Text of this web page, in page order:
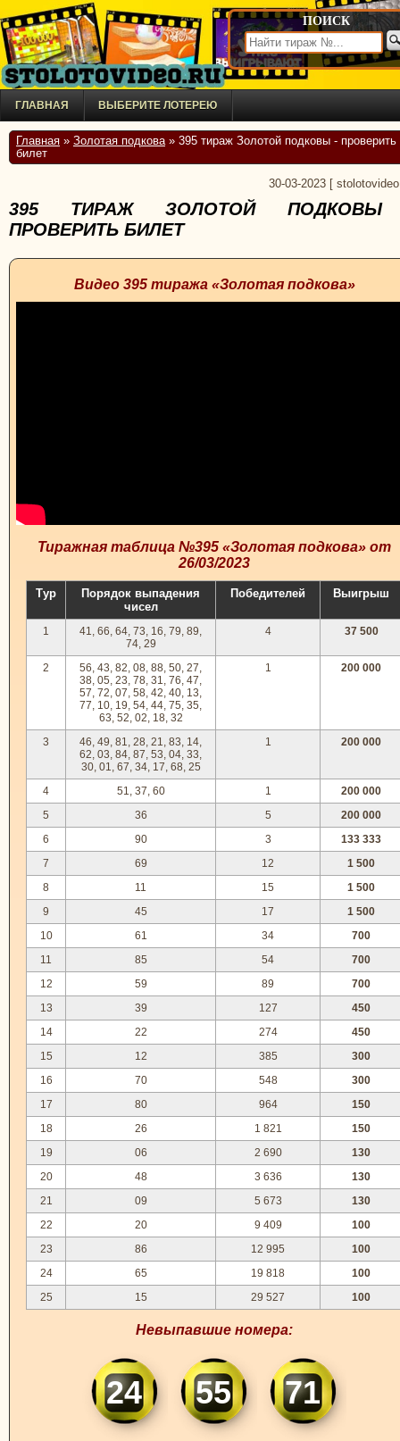
ПОИСК
ГЛАВНАЯ ВЫБЕРИТЕ ЛОТЕРЕЮ
Главная » Золотая подкова» 395 тираж Золотой подковы - проверить
билет
30-03-2023
395 ТИРАЖ ЗОЛОТОЙ
ПРОВЕРИТЬ БИЛЕТ
Видео 395 тиража «Золотая подкова»
Тиражная таблица №395 «Золотая подкова» от
26/03/2023
Тур
Порядок выпадения
чисел
Победителей Выигрыш
1
41, 66, 64, 73, 16, 79, 89,
74, 29
4 37 500
2
56, 43, 82, 08, 88, 50, 27,
38, 05, 23, 78, 31, 76, 47,
57, 72, 07, 58, 42, 40, 13,
77, 10, 19, 54, 44, 75, 35,
63, 52, 02, 18, 32
1 200 000
3
46, 49, 81, 28, 21, 83, 14,
62, 03, 84, 87, 53, 04, 33,
30, 01, 67, 34, 17, 68, 25
1 200 000
4 51, 37, 60 1
200 000
5
36 5
200 000
6
90 3
133 333
7
69 12
1 500
8
11 15
1 500
9
45 17
1 500
10
61 34
700
11
85 54
700
12
59 89
700
13
39 127
450
14
22 274
450
15
12 385
300
16
70 548
300
17
80 964
150
18
26 1 821
150
19
06 2 690
130
20
48 3 636
130
21
09 5 673
130
22
20 9 409
100
23
86 12 995
100
24
65 19 818
100
25
15 29 527 100
Невыпавшие номера:
24 55 71